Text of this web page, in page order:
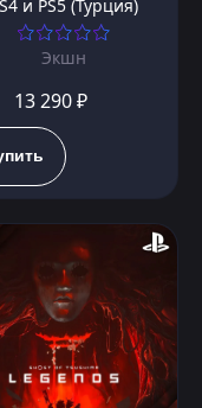
и PS5 (Турция)
Экшн
13 290 ₽